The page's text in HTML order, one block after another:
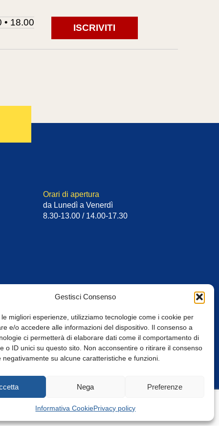
Gestisci Consenso
migliori esperienze, utilizziamo tecnologie come i cookie per
e/o accedere alle informazioni del dispositivo. Il consenso a
ci permetterà di elaborare dati come il comportamento di
o ID unici su questo sito. Non acconsentire o ritirare il consenso
negativamente su alcune caratteristiche e funzioni.
Nega Preferenze
Informativa CookiePrivacy policy
• 18.00
ISCRIVITI
Orari di apertura
da Lunedì a Venerdì
8.30-13.00 / 14.00-17.30